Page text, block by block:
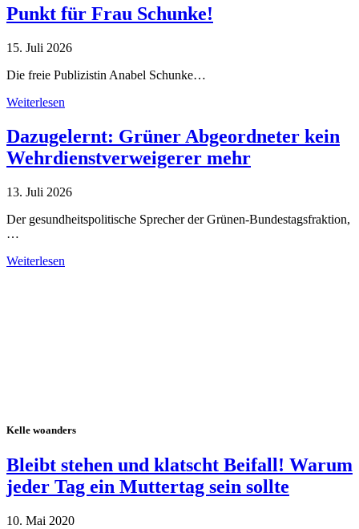
Punkt für Frau Schunke!
15. Juli 2026
Die freie Publizistin Anabel Schunke…
Weiterlesen
Dazugelernt: Grüner Abgeordneter kein
Wehrdienstverweigerer mehr
13. Juli 2026
Der gesundheitspolitische Sprecher der Grünen-Bundestagsfraktion,
…
Weiterlesen
Kelle woanders
Bleibt stehen und klatscht Beifall! Warum
jeder Tag ein Muttertag sein sollte
10. Mai 2020